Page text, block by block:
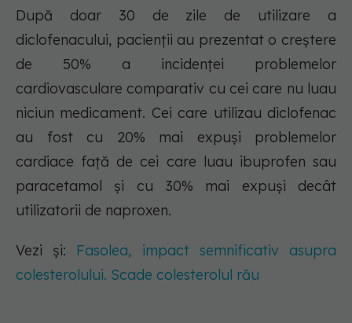
După doar 30 de zile de utilizare a
diclofenacului, pacienții au prezentat o creștere
de 50% a incidenței problemelor
cardiovasculare comparativ cu cei care nu luau
niciun medicament. Cei care utilizau diclofenac
au fost cu 20% mai expuși problemelor
cardiace față de cei care luau ibuprofen sau
paracetamol și cu 30% mai expuși decât
utilizatorii de naproxen.
Vezi și: Fasolea, impact semnificativ asupra
colesterolului. Scade colesterolul rău